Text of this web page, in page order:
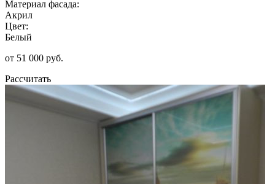
Материал фасада:
Акрил
Цвет:
Белый
от 51 000 руб.
Рассчитать